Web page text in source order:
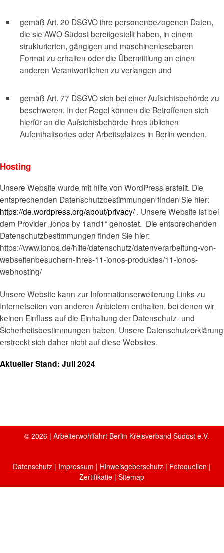
gemäß Art. 20 DSGVO ihre personenbezogenen Daten,
die sie AWO Südost bereitgestellt haben, in einem
strukturierten, gängigen und maschinenlesebaren
Format zu erhalten oder die Übermittlung an einen
anderen Verantwortlichen zu verlangen und
gemäß Art. 77 DSGVO sich bei einer Aufsichtsbehörde zu
beschweren. In der Regel können die Betroffenen sich
hierfür an die Aufsichtsbehörde ihres üblichen
Aufenthaltsortes oder Arbeitsplatzes in Berlin wenden.
Hosting
Unsere Website wurde mit hilfe von WordPress erstellt. Die
entsprechenden Datenschutzbestimmungen finden Sie hier:
https://de.wordpress.org/about/privacy/. Unsere Website ist bei
dem Provider „ionos by 1and1“ gehostet. Die entsprechenden
Datenschutzbestimmungen finden Sie hier:
https://www.ionos.de/hilfe/datenschutz/datenverarbeitung-von-
webseitenbesuchern-ihres-11-ionos-produktes/11-ionos-
webhosting/
Unsere Website kann zur Informationserweiterung Links zu
Internetseiten von anderen Anbietern enthalten, bei denen wir
keinen Einfluss auf die Einhaltung der Datenschutz- und
Sicherheitsbestimmungen haben. Unsere Datenschutzerklärung
erstreckt sich daher nicht auf diese Websites.
Aktueller Stand: Juli 2024
© 2026 | Arbeiterwohlfahrt Berlin Kreisverband Südost e.V.
Datenschutz | Impressum | Hinweisgeberschutz | Fotoquellen |
Zertifikatie | Sitemap